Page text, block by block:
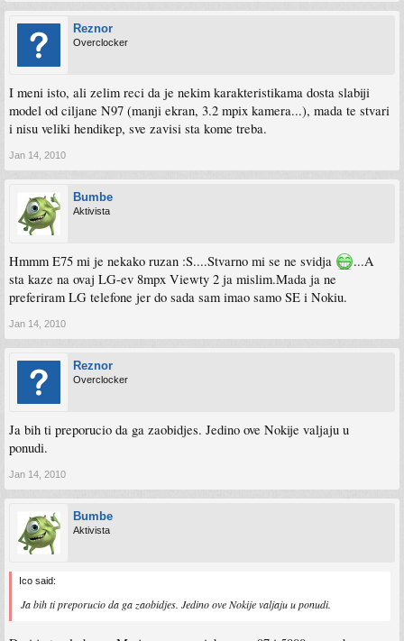
Reznor
Overclocker
I meni isto, ali zelim reci da je nekim karakteristikama dosta slabiji
model od ciljane N97 (manji ekran, 3.2 mpix kamera...), mada te stvari
i nisu veliki hendikep, sve zavisi sta kome treba.
Jan 14, 2010
Bumbe
Aktivista
Hmmm E75 mi je nekako ruzan :S....Stvarno mi se ne svidja
...A
sta kaze na ovaj LG-ev 8mpx Viewty 2 ja mislim.Mada ja ne
preferiram LG telefone jer do sada sam imao samo SE i Nokiu.
Jan 14, 2010
Reznor
Overclocker
Ja bih ti preporucio da ga zaobidjes. Jedino ove Nokije valjaju u
ponudi.
Jan 14, 2010
Bumbe
Aktivista
Ico said:
Ja bih ti preporucio da ga zaobidjes. Jedino ove Nokije valjaju u ponudi.